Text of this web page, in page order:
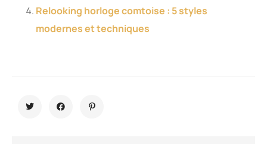
Relooking horloge comtoise : 5 styles
modernes et techniques